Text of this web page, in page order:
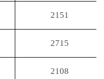
2151
2715
2108